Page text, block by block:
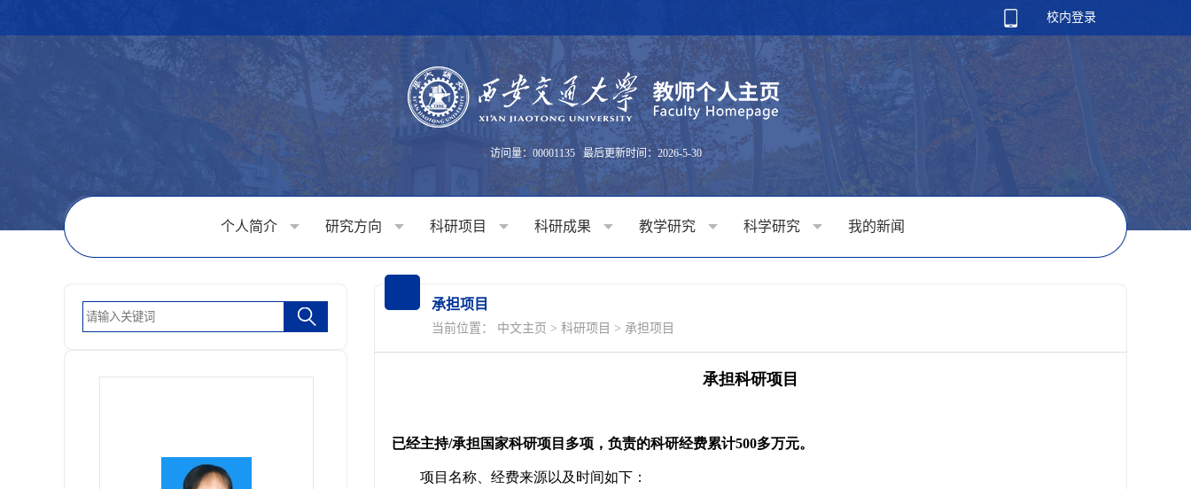
校内登录
访问量：00001135 最后更新时间： 2026-5-30
个人简介 研究方向 科研项目 科研成果 教学研究 科学研究 我的新闻
承担项目
当前位置： 中文主页 > 科研项目 > 承担项目